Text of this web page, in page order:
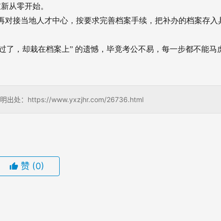
从零开始。
接当地人才中心，按要求完善档案手续，把补办的档案存入
了，却栽在档案上” 的遗憾，毕竟考公不易，每一步都不能马
明出处：https://www.yxzjhr.com/26736.html
赞 (0)